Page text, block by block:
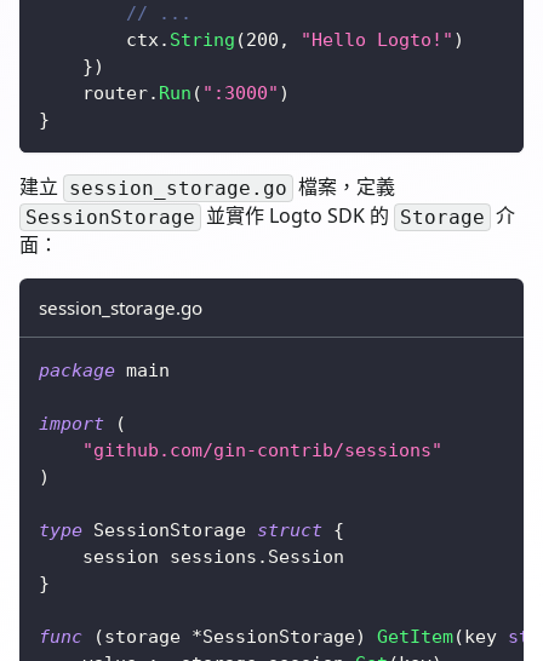
// ...
		ctx
. String (200 , "Hello Logto!" )
})
	router
. Run ( ":3000" )
}
建立 session_storage.go 檔案，定義
SessionStorage 並實作 Logto SDK 的 Storage 介
面：
session_storage.go
package main
import
(
"github.com/gin-contrib/sessions"
)
type SessionStorage struct {
	session sessions
. Session
}
func (storage *SessionStorage) GetItem(key